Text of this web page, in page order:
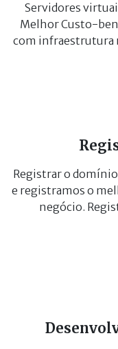
Servidores
Melhor Custo-
com infraestrutura
Registrar o
e registramos o
negócio.